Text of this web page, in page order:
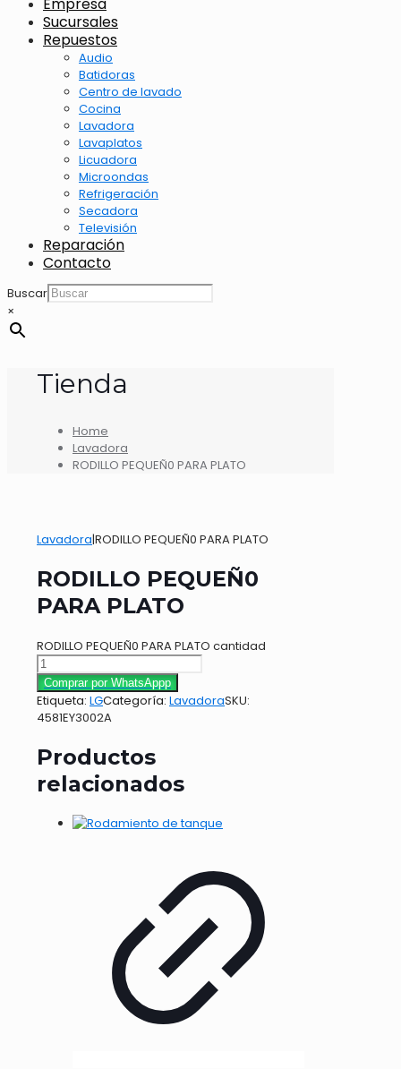
Sucursales
Repuestos
Audio
Batidoras
Centro de lavado
Cocina
Lavadora
Lavaplatos
Licuadora
Microondas
Refrigeración
Secadora
Televisión
Reparación
Contacto
Buscar
×
Tienda
Home
Lavadora
RODILLO PEQUEÑ0 PARA PLATO
Lavadora|RODILLO PEQUEÑ0 PARA PLATO
RODILLO PEQUEÑ0
PARA PLATO
RODILLO PEQUEÑ0 PARA PLATO cantidad
Comprar por WhatsAppp
Etiqueta: LGCategoría: LavadoraSKU:
4581EY3002A
Productos
relacionados